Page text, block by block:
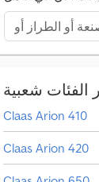
Claas Arion 410
Claas Arion 420